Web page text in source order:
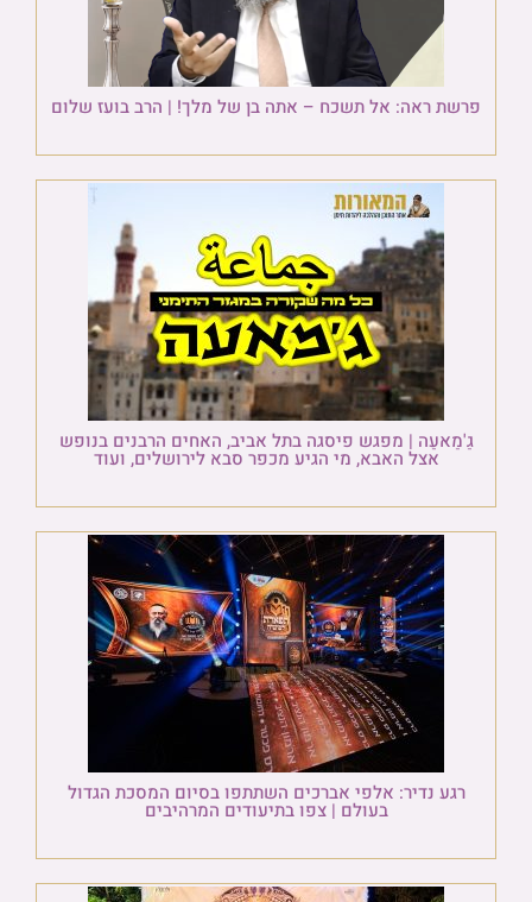
פרשת ראה: אל תשכח – אתה בן של מלך! | הרב בועז שלום
גַ'מַאעַה | מפגש פיסגה בתל אביב, האחים הרבנים בנופש
אצל האבא, מי הגיע מכפר סבא לירושלים, ועוד
רגע נדיר: אלפי אברכים השתתפו בסיום המסכת הגדול
בעולם | צפו בתיעודים המרהיבים